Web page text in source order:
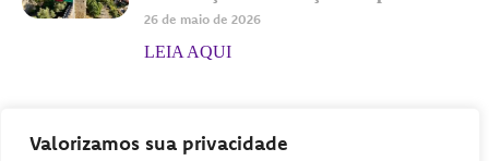
Valorizamos sua privacidade
26 de maio de 2026
LEIA AQUI